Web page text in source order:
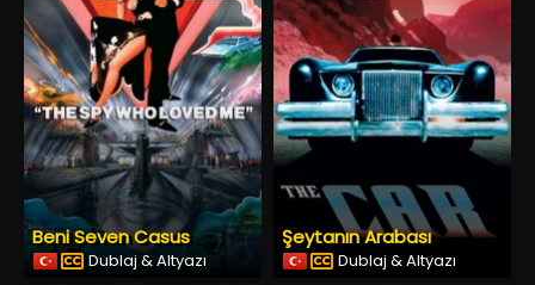
Beni Seven Casus
Dublaj & Altyazı
Şeytanın Arabası
Dublaj & Altyazı